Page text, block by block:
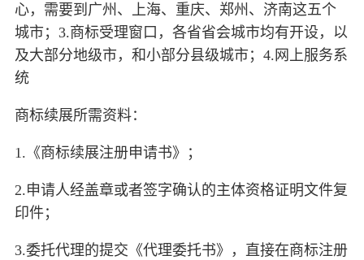
心，需要到广州、上海、重庆、郑州、济南这五个
城市；3.商标受理窗口，各省省会城市均有开设，以
及大部分地级市，和小部分县级城市；4.网上服务系
统
商标续展所需资料：
1.《商标续展注册申请书》；
2.申请人经盖章或者签字确认的主体资格证明文件复
印件；
3.委托代理的提交《代理委托书》，直接在商标注册